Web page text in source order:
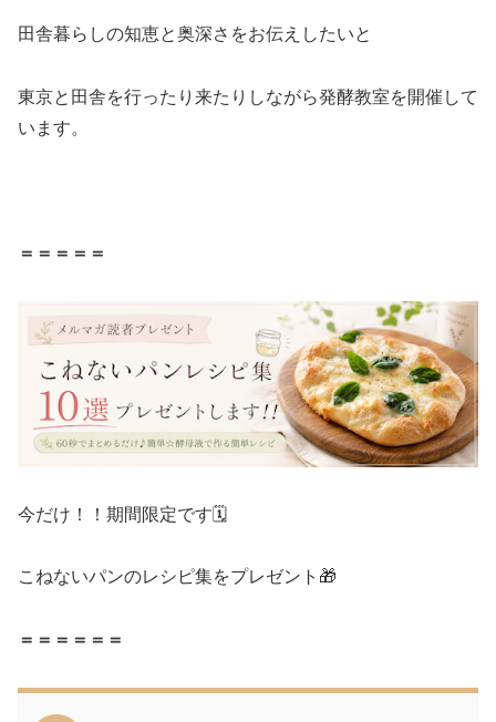
田舎暮らしの知恵と奥深さをお伝えしたいと
東京と田舎を行ったり来たりしながら発酵教室を開催して
います。
＝＝＝＝＝
今だけ！！期間限定です🗓️
こねないパンのレシピ集をプレゼント🎁
＝＝＝＝＝＝